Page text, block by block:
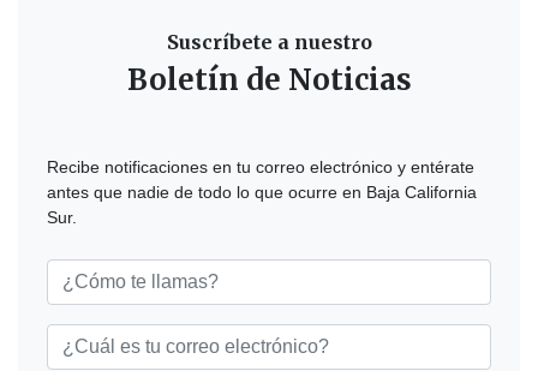
Suscríbete a nuestro
Boletín de Noticias
Recibe notificaciones en tu correo electrónico y entérate
antes que nadie de todo lo que ocurre en Baja California
Sur.